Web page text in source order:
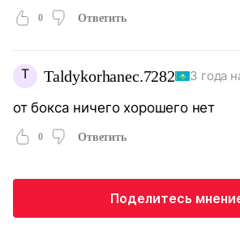
0 Ответить
T Taldykorhanec.7282 3 года
от бокса ничего хорошего нет
0 Ответить
Поделитесь